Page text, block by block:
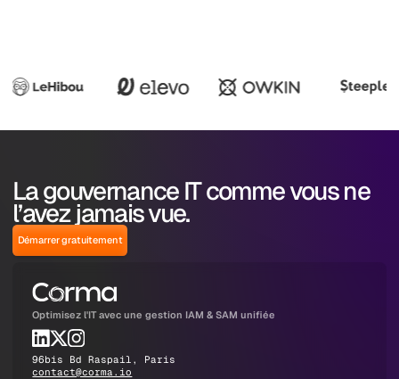
La gouvernance IT comme vous ne
l’avez jamais vue.
Démarrer gratuitement
Optimisez l'IT avec une gestion IAM & SAM unifiée
96bis Bd Raspail, Paris
contact@corma.io